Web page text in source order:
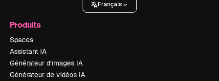
Français
Produits
Spaces
Assistant IA
Générateur d’images IA
Générateur de vidéos IA